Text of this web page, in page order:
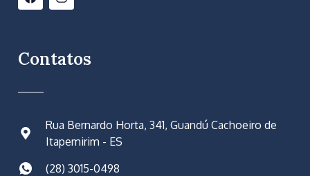
Contatos
Rua Bernardo Horta, 341, Guandú Cachoeiro de
Itapemirim - ES
(28) 3015-0498